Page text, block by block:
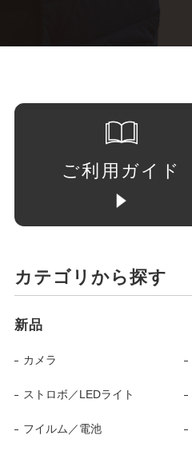
ご利用ガイド
カテゴリから探す
新品
カメラ
ストロボ／LEDライト
フイルム／電池